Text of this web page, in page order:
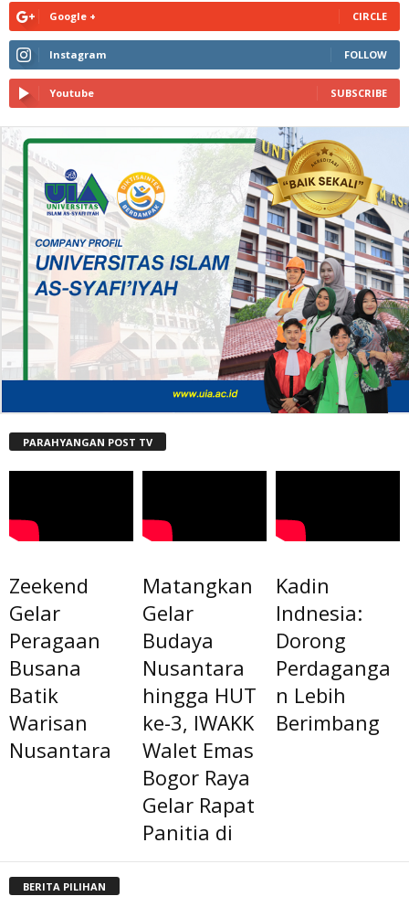
Google + CIRCLE
Instagram FOLLOW
Youtube SUBSCRIBE
PARAHYANGAN POST TV
Zeekend
Gelar
Peragaan
Busana
Batik
Warisan
Nusantara
Matangkan
Gelar
Budaya
Nusantara
hingga HUT
ke-3, IWAKK
Walet Emas
Bogor Raya
Gelar Rapat
Panitia di
Kadin
Indnesia:
Dorong
Perdaganga
n Lebih
Berimbang
BERITA PILIHAN